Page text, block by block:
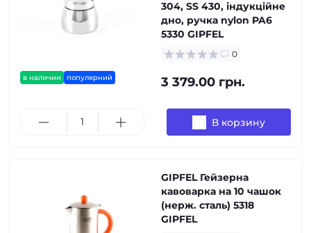
в наличии популярний
304, SS 430, індукційне
дно, ручка nylon PA6
5330 GIPFEL
0
3 379.00 грн.
В корзину
GIPFEL Гейзерна
кавоварка на 10 чашок
(нерж. сталь) 5318
GIPFEL